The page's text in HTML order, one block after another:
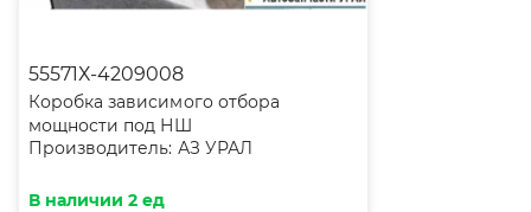
55571Х-4209008
Коробка зависимого отбора
мощности под НШ
Производитель: АЗ УРАЛ
В наличии 2 ед